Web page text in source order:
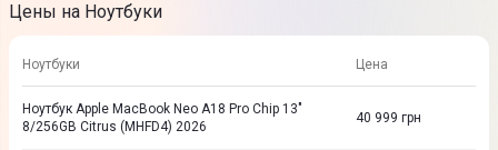
Цены на Ноутбуки
Ноутбуки Цена
Ноутбук Apple MacBook Neo A18 Pro Chip 13"
8/256GB Citrus (MHFD4) 2026
40 999 грн